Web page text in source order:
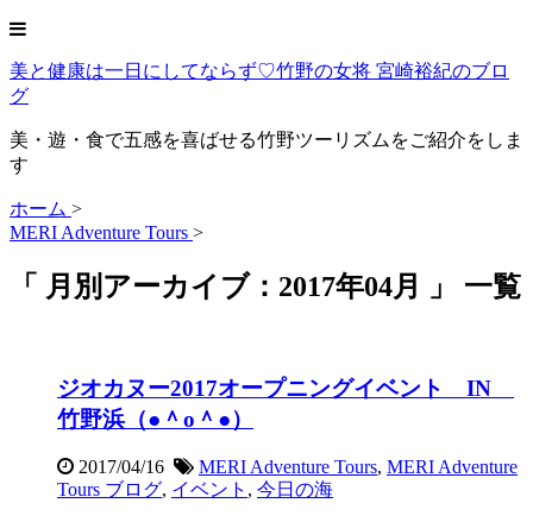
美と健康は一日にしてならず♡竹野の女将 宮崎裕紀のブロ
グ
美・遊・食で五感を喜ばせる竹野ツーリズムをご紹介をしま
す
ホーム >
MERI Adventure Tours >
「 月別アーカイブ：2017年04月 」 一覧
ジオカヌー2017オープニングイベント IN
竹野浜（●＾o＾●）
2017/04/16 MERI Adventure Tours, MERI Adventure
Tours ブログ, イベント , 今日の海